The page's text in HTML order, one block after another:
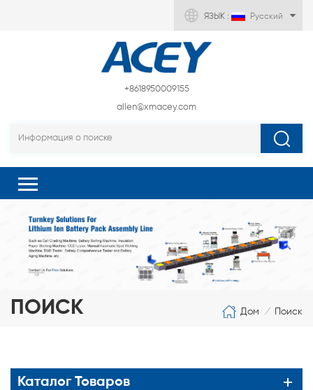
ЯЗЫК : Русский
+8618950009155
allen@xmacey.com
ПОИСК Дом / Поиск
Каталог Товаров